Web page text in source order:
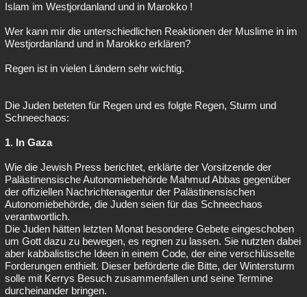
Islam im Westjordanland und in Marokko !
Wer kann mir die unterschiedlichen Reaktionen der Muslime in im
Westjordanland und in Marokko erklären?
Regen ist in vielen Ländern sehr wichtig.
Die Juden beteten für Regen und es folgte Regen, Sturm und
Schneechaos:
1. In Gaza
Wie die Jewish Press berichtet, erklärte der Vorsitzende der
Palästinensische Autonomiebehörde Mahmud Abbas gegenüber
der offiziellen Nachrichtenagentur der Palästinensischen
Autonomiebehörde, die Juden seien für das Schneechaos
verantwortlich.
Die Juden hätten letzten Monat besondere Gebete eingeschoben
um Gott dazu zu bewegen, es regnen zu lassen. Sie nutzten dabei
aber kabbalistische Ideen in einem Code, der eine verschlüsselte
Forderungen enthielt. Dieser beförderte die Bitte, der Wintersturm
solle mit Kerrys Besuch zusammenfallen und seine Termine
durcheinander bringen.